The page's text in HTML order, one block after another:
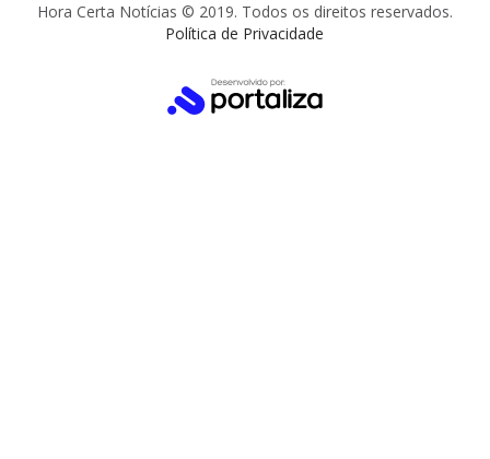
Hora Certa Notícias © 2019. Todos os direitos reservados.
Política de Privacidade